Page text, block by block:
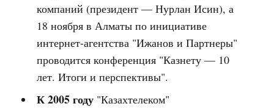
компаний (президент — Нурлан Исин), а
18 ноября в Алматы по инициативе
интернет-агентства "Ижанов и Партнеры"
проводится конференция "Казнету — 10
лет. Итоги и перспективы".
К 2005 году "Казахтелеком"